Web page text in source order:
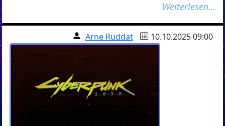
Weiterlesen…
Arne Ruddat 10.10.2025 09:00